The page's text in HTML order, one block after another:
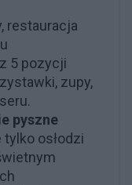
restauracja
5 pozycji
zupy,
pyszne
tylko osłodzi